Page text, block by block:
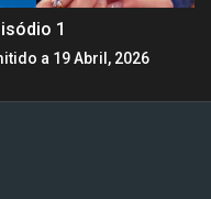
1
a 19 Abril, 2026